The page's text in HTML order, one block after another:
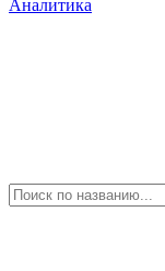
Аналитика